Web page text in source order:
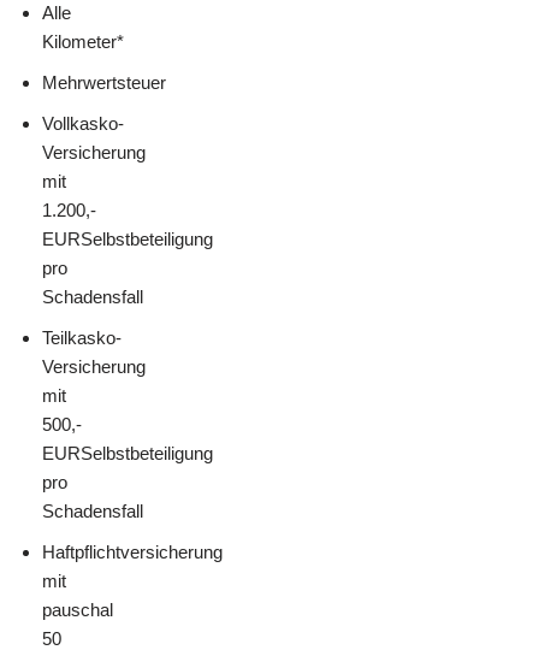
Alle
Kilometer*
Mehrwertsteuer
Vollkasko-
Versicherung
mit
1.200,-
EURSelbstbeteiligung
pro
Schadensfall
Teilkasko-
Versicherung
mit
500,-
EURSelbstbeteiligung
pro
Schadensfall
Haftpflichtversicherung
mit
pauschal
50